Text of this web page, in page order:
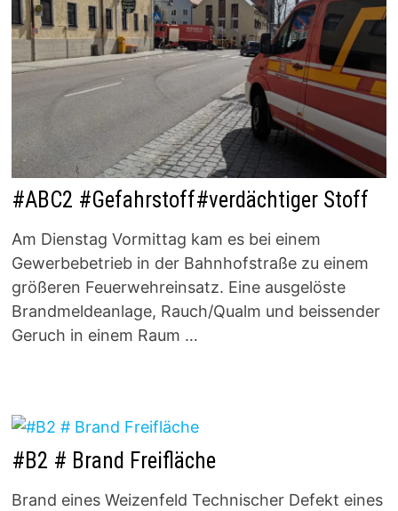
#ABC2 #Gefahrstoff#verdächtiger Stoff
Am Dienstag Vormittag kam es bei einem
Gewerbebetrieb in der Bahnhofstraße zu einem
größeren Feuerwehreinsatz. Eine ausgelöste
Brandmeldeanlage, Rauch/Qualm und beissender
Geruch in einem Raum …
#B2 # Brand Freifläche
Brand eines Weizenfeld Technischer Defekt eines